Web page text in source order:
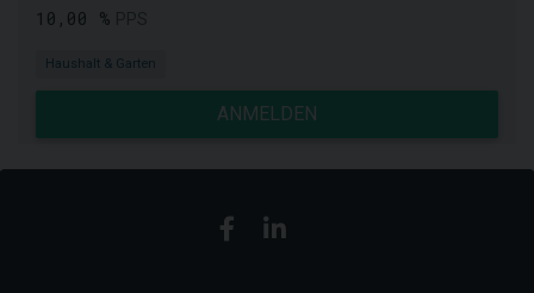
10,00 %
Haushalt & Garten
ANMELDEN